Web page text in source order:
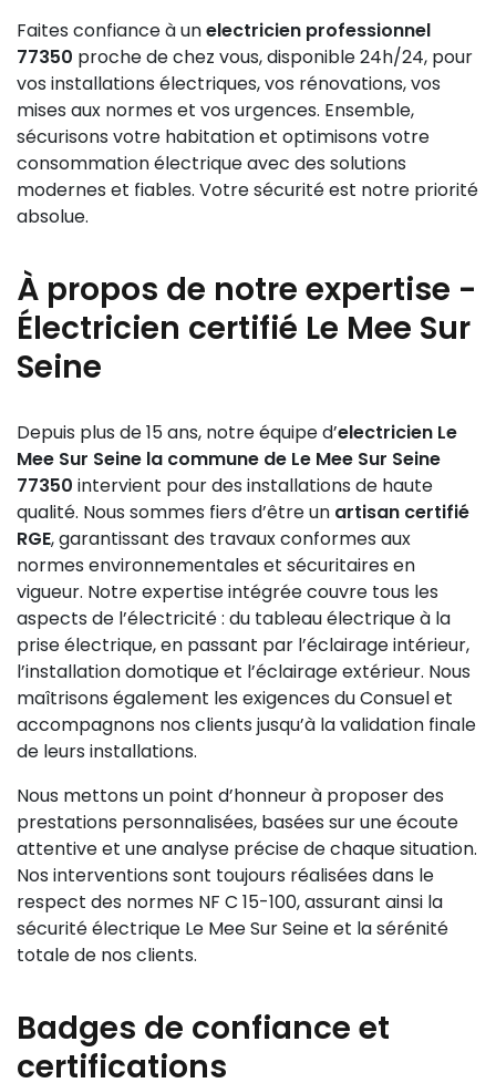
Faites confiance à unelectricien professionnel
77350 proche de chez vous, disponible 24h/24, pour
vos installations électriques, vos rénovations, vos
mises aux normes et vos urgences. Ensemble,
sécurisons votre habitation et optimisons votre
consommation électrique avec des solutions
modernes et fiables. Votre sécurité est notre priorité
absolue.
À propos de notre expertise -
Électricien certifié Le Mee Sur
Seine
Depuis plus de 15 ans, notre équipe d’electricien Le
Mee Sur Seine la commune de Le Mee Sur Seine
77350 intervient pour des installations de haute
qualité. Nous sommes fiers d’être un artisan certifié
RGE, garantissant des travaux conformes aux
normes environnementales et sécuritaires en
vigueur. Notre expertise intégrée couvre tous les
aspects de l’électricité : du tableau électrique à la
prise électrique, en passant par l’éclairage intérieur,
l’installation domotique et l’éclairage extérieur. Nous
maîtrisons également les exigences du Consuel et
accompagnons nos clients jusqu’à la validation finale
de leurs installations.
Nous mettons un point d’honneur à proposer des
prestations personnalisées, basées sur une écoute
attentive et une analyse précise de chaque situation.
Nos interventions sont toujours réalisées dans le
respect des normes NF C 15-100, assurant ainsi la
sécurité électrique Le Mee Sur Seine et la sérénité
totale de nos clients.
Badges de confiance et
certifications